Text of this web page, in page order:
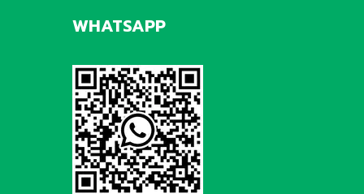
WHATSAPP